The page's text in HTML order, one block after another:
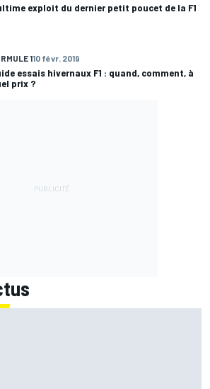
exploit du dernier petit poucet de la F1
110 févr. 2019
essais hivernaux F1 : quand, comment, à
prix ?